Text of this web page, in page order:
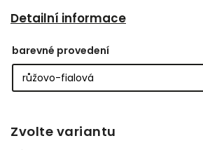
Detailní informace
barevné provedení
Zvolte variantu